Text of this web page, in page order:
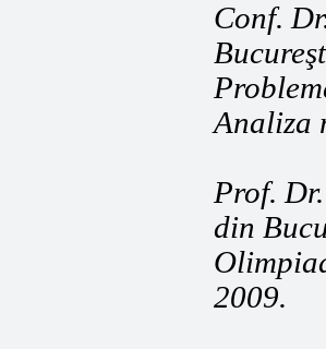
Conf.
Analiza
Prof. Dr.
din
2009.